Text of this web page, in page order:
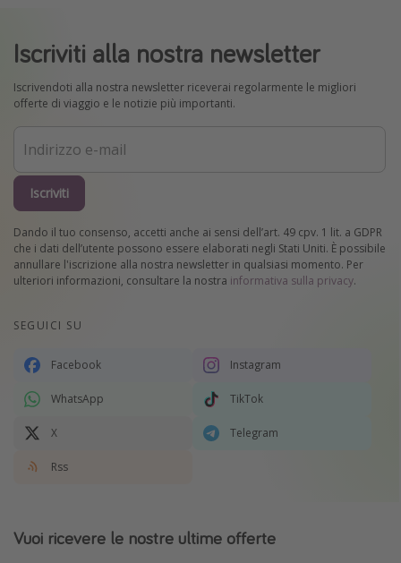
Iscriviti alla nostra newsletter
Iscrivendoti alla nostra newsletter riceverai regolarmente le migliori
offerte di viaggio e le notizie più importanti.
Iscriviti
Dando il tuo consenso, accetti anche ai sensi dell’art. 49 cpv. 1 lit. a GDPR
che i dati dell’utente possono essere elaborati negli Stati Uniti. È possibile
annullare l'iscrizione alla nostra newsletter in qualsiasi momento. Per
ulteriori informazioni, consultare la nostra informativa sulla privacy.
SEGUICI SU
Facebook Instagram
WhatsApp TikTok
X Telegram
Rss
Vuoi ricevere le nostre ultime offerte